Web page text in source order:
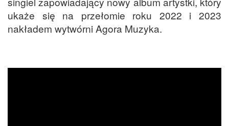
ukaże się na przełomie roku 2022 i 2023
nakładem wytwórni Agora Muzyka.